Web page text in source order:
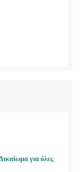
για όλες